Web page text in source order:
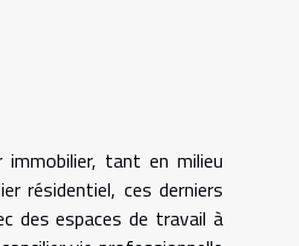
tant en milieu
résidentiel, ces derniers
des espaces de travail à